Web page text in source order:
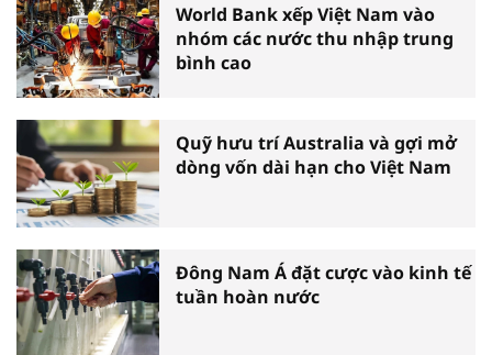
World Bank xếp Việt Nam vào
nhóm các nước thu nhập trung
bình cao
Quỹ hưu trí Australia và gợi mở
dòng vốn dài hạn cho Việt Nam
Đông Nam Á đặt cược vào kinh tế
tuần hoàn nước